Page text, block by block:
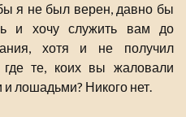
я не был верен, давно бы
и хочу служить вам до
хотя и не получил
где те, коих вы жаловали
лошадьми? Никого нет.